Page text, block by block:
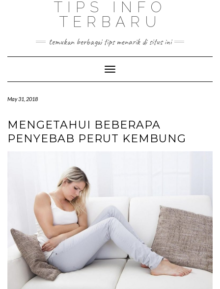
TIPS INFO
TERBARU
temukan berbagai tips menarik di situs ini
Toggle
Navigation
May 31, 2018
MENGETAHUI BEBERAPA
PENYEBAB PERUT KEMBUNG